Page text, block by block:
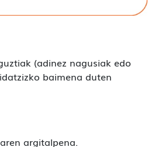
(adinez nagusiak edo
baimena duten
argitalpena.